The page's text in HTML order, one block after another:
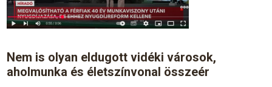
Nem is olyan eldugott vidéki városok,
aholmunka és életszínvonal összeér